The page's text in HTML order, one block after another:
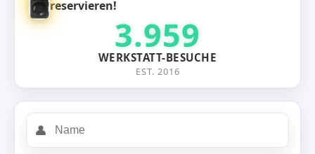
reservieren!
3.959
WERKSTATT-BESUCHE
EST. 2016
👤